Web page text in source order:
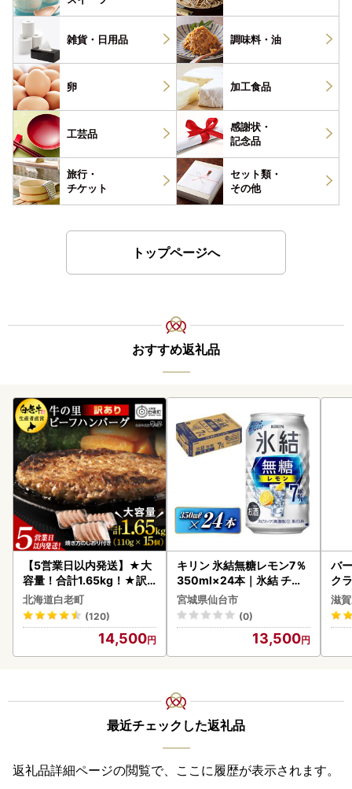
雑貨・ 日用品 調味料・ 油
卵 加工食品
工芸品
感謝状・
記念品
旅行・
チケット
セット類・
その他
トップページへ
おすすめ返礼品
【5営業日以内発送】★大
容量！合計1.65kg！★訳
あり・牛の里ビーフハンバ
ーグ(110ｇ5枚入）×3 AG
058
北海道白老町
(120)
14,500
キリン 氷結無糖レモン7％
350ml×24本｜氷結 チュ
ーハイ 仙台市
宮城県仙台市
(0)
13,500
バ
ク
ア
ン
滋
最近チェックした返礼品
返礼品詳細ページの閲覧で、ここに履歴が表示されます。